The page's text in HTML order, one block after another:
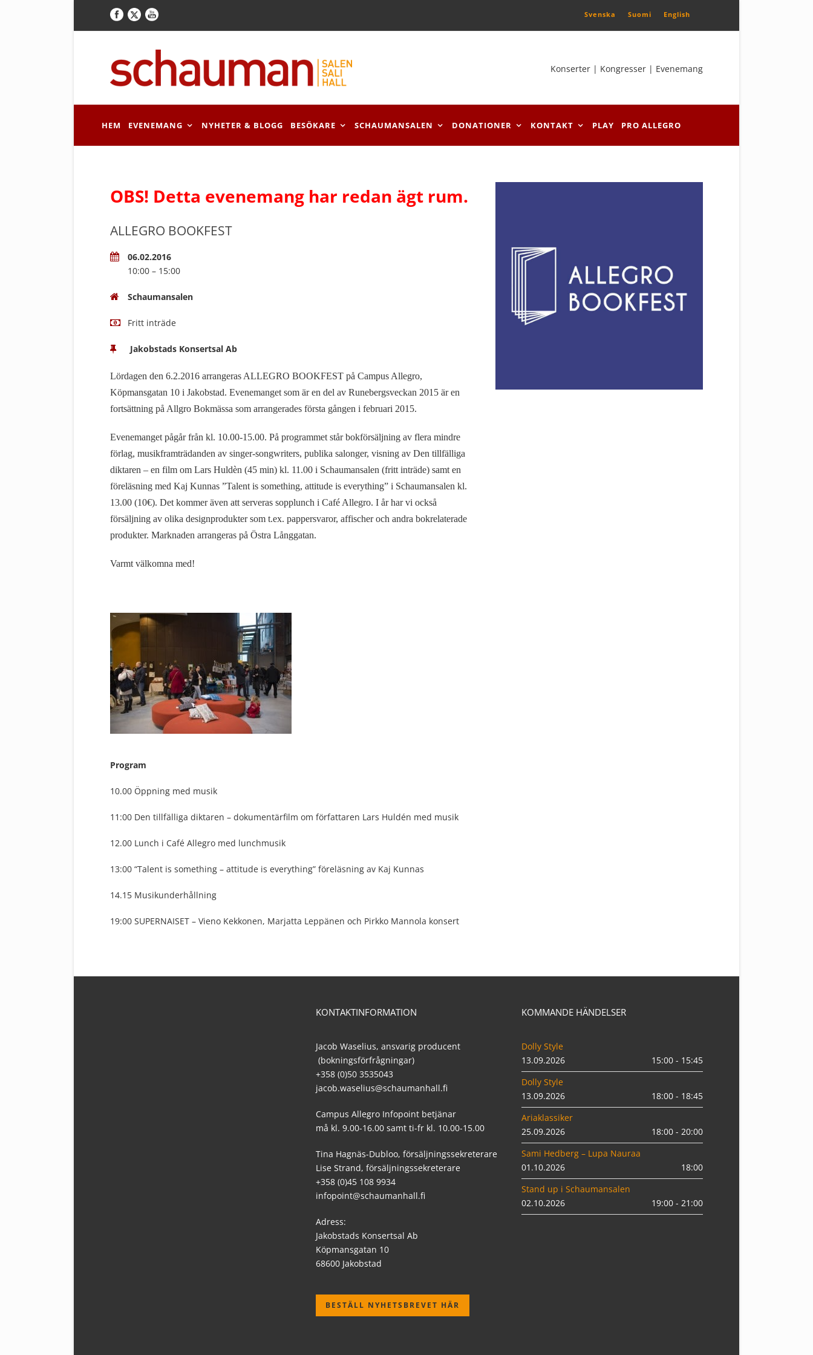
Svenska Suomi English
Konserter | Kongresser | Evenemang
HEM EVENEMANG NYHETER & BLOGG BESÖKARE SCHAUMANSALEN DONATIONER KONTAKT PLAY PRO ALLEGRO
OBS! Detta evenemang har redan ägt rum.
ALLEGRO BOOKFEST
06.02.2016
10:00 – 15:00
Schaumansalen
Fritt inträde
Jakobstads Konsertsal Ab
Lördagen den 6.2.2016 arrangeras ALLEGRO BOOKFEST på Campus Allegro,
Köpmansgatan 10 i Jakobstad. Evenemanget som är en del av Runebergsveckan 2015 är en
fortsättning på Allgro Bokmässa som arrangerades första gången i februari 2015.
Evenemanget pågår från kl. 10.00-15.00. På programmet står bokförsäljning av flera mindre
förlag, musikframträdanden av singer-songwriters, publika salonger, visning av Den tillfälliga
diktaren – en film om Lars Huldèn (45 min) kl. 11.00 i Schaumansalen (fritt inträde) samt en
föreläsning med Kaj Kunnas ”Talent is something, attitude is everything” i Schaumansalen kl.
13.00 (10€). Det kommer även att serveras sopplunch i Café Allegro. I år har vi också
försäljning av olika designprodukter som t.ex. pappersvaror, affischer och andra bokrelaterade
produkter. Marknaden arrangeras på Östra Långgatan.
Varmt välkomna med!
Program
10.00 Öppning med musik
11:00 Den tillfälliga diktaren – dokumentärfilm om författaren Lars Huldén med musik
12.00 Lunch i Café Allegro med lunchmusik
13:00 “Talent is something – attitude is everything” föreläsning av Kaj Kunnas
14.15 Musikunderhållning
19:00 SUPERNAISET – Vieno Kekkonen, Marjatta Leppänen och Pirkko Mannola konsert
KONTAKTINFORMATION
Jacob Waselius, ansvarig producent
(bokningsförfrågningar)
+358 (0)50 3535043
jacob.waselius@schaumanhall.fi
Campus Allegro Infopoint betjänar
må kl. 9.00-16.00 samt ti-fr kl. 10.00-15.00
Tina Hagnäs-Dubloo, försäljningssekreterare
Lise Strand, försäljningssekreterare
+358 (0)45 108 9934
infopoint@schaumanhall.fi
Adress:
Jakobstads Konsertsal Ab
Köpmansgatan 10
68600 Jakobstad
BESTÄLL NYHETSBREVET HÄR
KOMMANDE HÄNDELSER
Dolly Style
13.09.2026
15:00 - 15:45
Dolly Style
13.09.2026
18:00 - 18:45
Ariaklassiker
25.09.2026
18:00 - 20:00
Sami Hedberg – Lupa Nauraa
01.10.2026
18:00
Stand up i Schaumansalen
02.10.2026
19:00 - 21:00